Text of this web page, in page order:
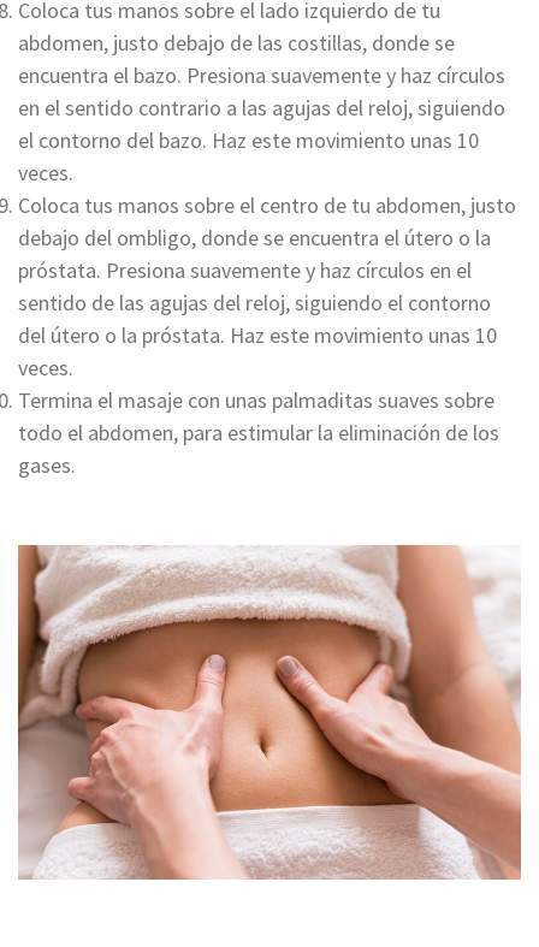
Coloca tus manos sobre el lado izquierdo de tu
abdomen, justo debajo de las costillas, donde se
encuentra el bazo. Presiona suavemente y haz círculos
en el sentido contrario a las agujas del reloj, siguiendo
el contorno del bazo. Haz este movimiento unas 10
veces.
Coloca tus manos sobre el centro de tu abdomen, justo
debajo del ombligo, donde se encuentra el útero o la
próstata. Presiona suavemente y haz círculos en el
sentido de las agujas del reloj, siguiendo el contorno
del útero o la próstata. Haz este movimiento unas 10
veces.
Termina el masaje con unas palmaditas suaves sobre
todo el abdomen, para estimular la eliminación de los
gases.